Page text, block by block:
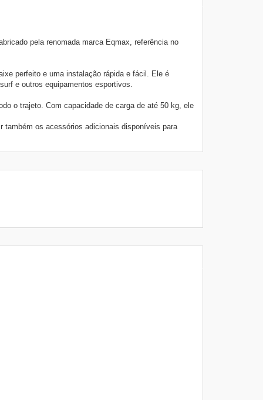
pela renomada marca Eqmax, referência no
perfeito e uma instalação rápida e fácil. Ele é
e outros equipamentos esportivos.
o trajeto. Com capacidade de carga de até 50 kg, ele
também os acessórios adicionais disponíveis para